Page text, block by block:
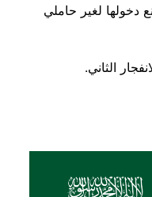
دخولها لغير حاملي
الثاني.